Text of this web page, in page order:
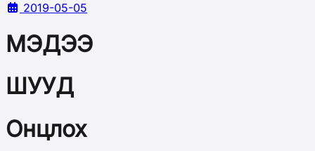
2019-05-05
МЭДЭЭ
ШУУД
Онцлох